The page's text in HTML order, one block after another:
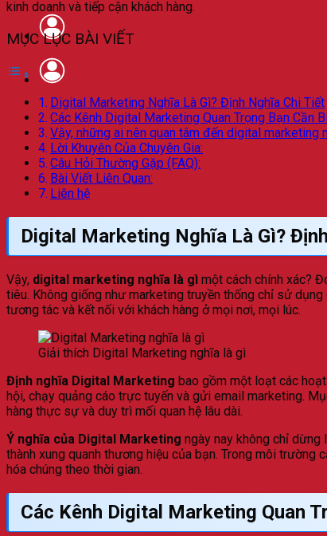
kinh doanh và tiếp cận khách hàng.
MỤC LỤC BÀI VIẾT
Digital Marketing Nghĩa Là Gì? Định Nghĩa Chi Tiết
Các Kênh Digital Marketing Quan Trọng Bạn Cần
Vậy, những ai nên quan tâm đến digital marketing
Lời Khuyên Của Chuyên Gia:
Câu Hỏi Thường Gặp (FAQ):
Bài Viết Liên Quan:
Liên hệ
Digital Marketing Nghĩa Là Gì?
Vậy, digital marketing nghĩa là gì một cách chính xác?
tiêu. Không giống như marketing truyền thống chỉ sử
tương tác và kết nối với khách hàng ở mọi nơi, mọi lúc.
Giải thích Digital Marketing nghĩa là gì
Định nghĩa Digital Marketing bao gồm một loạt các
hội, chạy quảng cáo trực tuyến và gửi email marketing.
hàng thực sự và duy trì mối quan hệ lâu dài.
Ý nghĩa của Digital Marketing ngày nay không chỉ dừng
thành xung quanh thương hiệu của bạn. Trong môi trường
hóa chúng theo thời gian.
Các Kênh Digital Marketing Quan